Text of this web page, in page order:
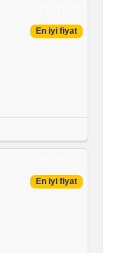
En iyi fiyat
En iyi fiyat